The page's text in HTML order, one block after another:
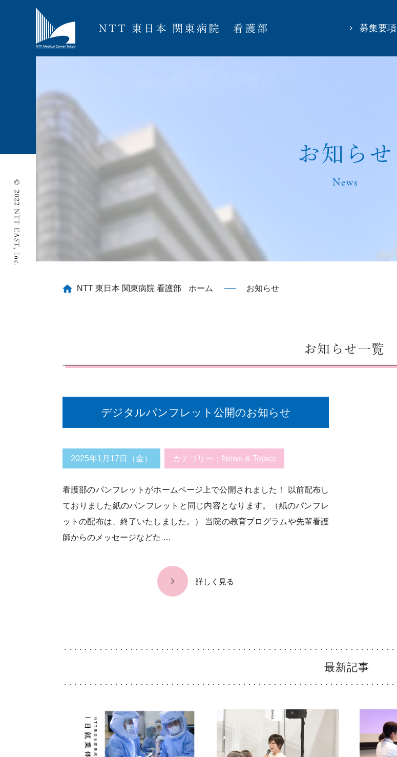
募集要項
お知 ら せ
News
NTT 東日本 関東病院 看護部 ホーム お知らせ
お知らせ一覧
デジタルパンフレット公開のお知らせ
2025年1月17日（金） カテゴリー： News & Topics
看護部のパンフレットがホームページ上で公開されました！ 以前配布し
ておりました紙のパンフレットと同じ内容となります。（紙のパンフレ
ットの配布は、終了いたしました。） 当院の教育プログラムや先輩看護
師からのメッセージなどた …
詳しく見る
最新記事